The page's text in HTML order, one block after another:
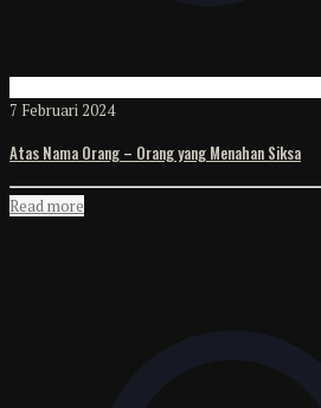
7 Februari 2024
Atas Nama Orang – Orang yang Menahan Siksa
Read more